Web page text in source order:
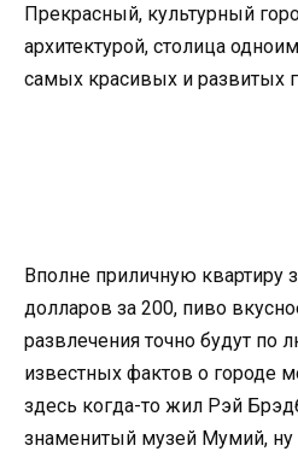
Прекрасный, культурный
архитектурой, столица
самых красивых и развитых
Вполне приличную квартиру
долларов за 200, пиво
развлечения точно будут по
известных фактов о городе
здесь когда-то жил Рэй
знаменитый музей Мумий, ну